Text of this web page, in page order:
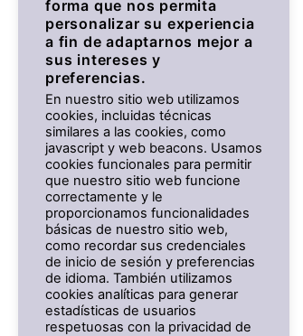
forma que nos permita
personalizar su experiencia
a fin de adaptarnos mejor a
sus intereses y
preferencias.
En nuestro sitio web utilizamos
cookies, incluidas técnicas
similares a las cookies, como
javascript y web beacons. Usamos
cookies funcionales para permitir
que nuestro sitio web funcione
correctamente y le
proporcionamos funcionalidades
básicas de nuestro sitio web,
como recordar sus credenciales
de inicio de sesión y preferencias
de idioma. También utilizamos
cookies analíticas para generar
estadísticas de usuarios
respetuosas con la privacidad de